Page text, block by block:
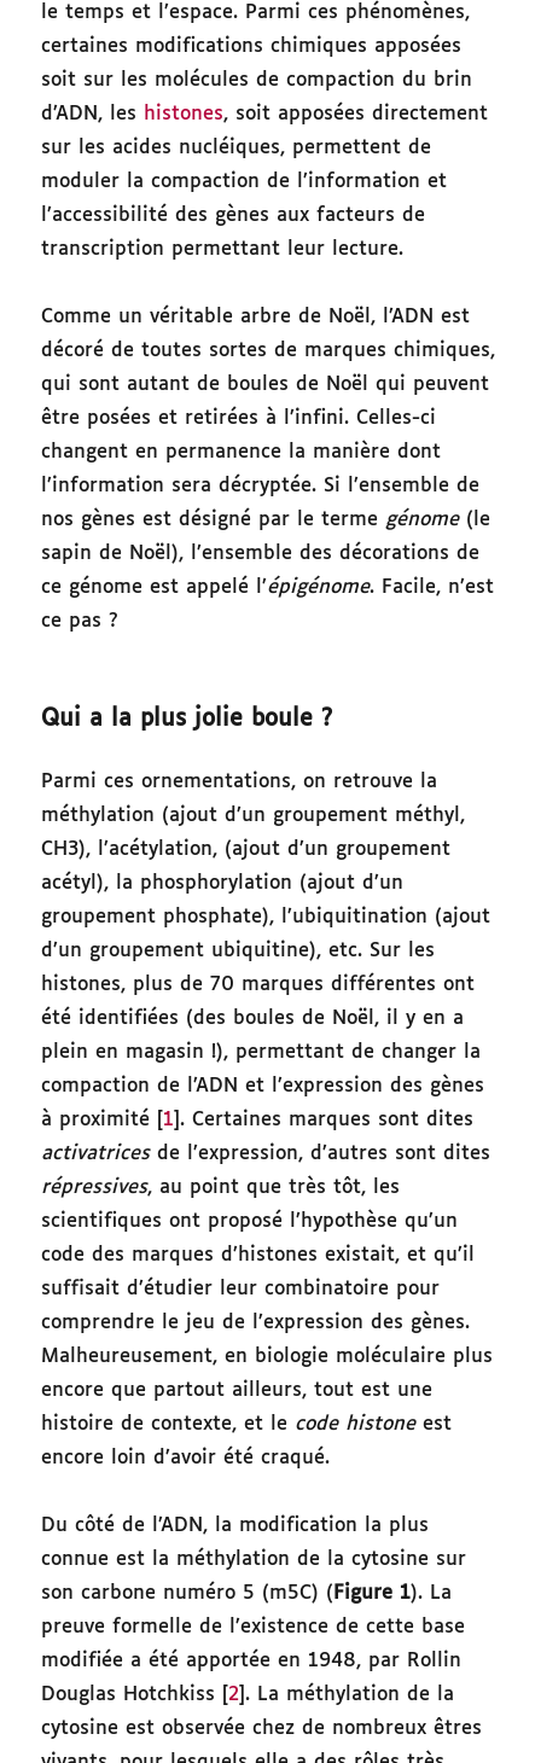
le temps et l’espace. Parmi ces phénomènes,
certaines modifications chimiques apposées
soit sur les molécules de compaction du brin
d’ADN, les histones, soit apposées directement
sur les acides nucléiques, permettent de
moduler la compaction de l’information et
l’accessibilité des gènes aux facteurs de
transcription permettant leur lecture.
Comme un véritable arbre de Noël, l’ADN est
décoré de toutes sortes de marques chimiques,
qui sont autant de boules de Noël qui peuvent
être posées et retirées à l’infini. Celles-ci
changent en permanence la manière dont
l’information sera décryptée. Si l’ensemble de
nos gènes est désigné par le terme génome(le
sapin de Noël), l’ensemble des décorations de
ce génome est appelé l’épigénome. Facile, n’est
ce pas ?
Qui a la plus jolie boule ?
Parmi ces ornementations, on retrouve la
méthylation (ajout d’un groupement méthyl,
CH3), l’acétylation, (ajout d’un groupement
acétyl), la phosphorylation (ajout d’un
groupement phosphate), l’ubiquitination (ajout
d’un groupement ubiquitine), etc. Sur les
histones, plus de 70 marques différentes ont
été identifiées (des boules de Noël, il y en a
plein en magasin !), permettant de changer la
compaction de l’ADN et l’expression des gènes
à proximité [ 1 ]. Certaines marques sont dites
activatricesde l’expression, d’autres sont dites
répressives, au point que très tôt, les
scientifiques ont proposé l’hypothèse qu’un
code des marques d’histones existait, et qu’il
suffisait d’étudier leur combinatoire pour
comprendre le jeu de l’expression des gènes.
Malheureusement, en biologie moléculaire plus
encore que partout ailleurs, tout est une
histoire de contexte, et le code histoneest
encore loin d’avoir été craqué.
Du côté de l’ADN, la modification la plus
connue est la méthylation de la cytosine sur
son carbone numéro 5 (m5C) ( Figure 1). La
preuve formelle de l’existence de cette base
modifiée a été apportée en 1948, par Rollin
Douglas Hotchkiss [ 2 ]. La méthylation de la
cytosine est observée chez de nombreux êtres